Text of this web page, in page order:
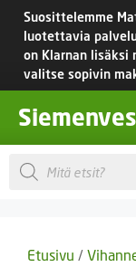
Siirry
sisältöön
Suosittelemme
luotettavia
on Klarnan lisäksi
valitse sopivin
Products
search
Etusivu /